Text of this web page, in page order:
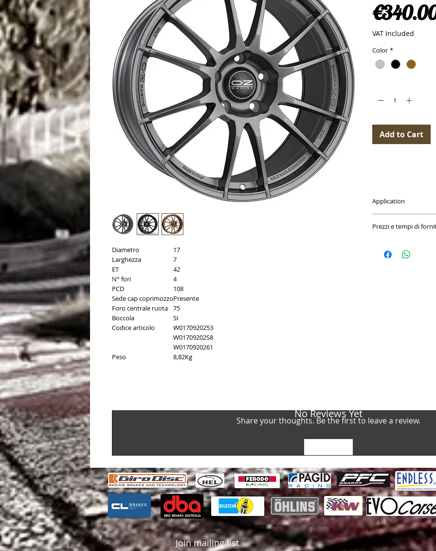
Diametro
17
Larghezza
7
ET
42
N° fori
4
PCD
108
Sede cap coprimozzoPresente
Foro centrale ruota
75
Boccola
SI
Codice articolo
W0170920253
W01709202S8
W0170920261
Peso
8,82Kg
VAT Included
Color *
Add to Cart
Application
- Ford Fiesta ST (VIII)
Prezzi e tempi di
I cerchi possono
No Reviews Yet
Share your thoughts. Be the first to leave a review.
Join mailing list